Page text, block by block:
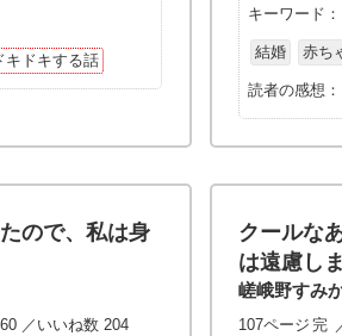
キドキする話
キーワード：
結婚 赤ち
読者の感想：
ので、私は身
／いいね数 204
クールな
は遠慮し
嵯峨野すみ
107ページ 完